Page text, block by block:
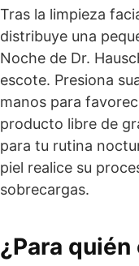
Tras la limpieza
distribuye una
Noche de Dr.
escote. Presiona
manos para
producto libre de
para tu rutina
piel realice su
sobrecargas.
¿Para